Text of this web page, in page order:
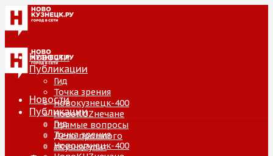
Новости
Публикации
Гид
Точка зрения
Новокузнецк-400
НовоKUZнечане
Прямые вопросы
Дело прошлого
#КузняРулит
Новости
Публикации
Гид
Точка зрения
Новокузнецк-400